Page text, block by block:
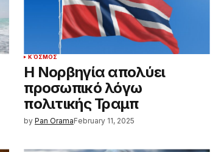
ΚΌΣΜΟΣ
Η Νορβηγία απολύει
προσωπικό λόγω
πολιτικής Τραμπ
by Pan OramaFebruary 11, 2025